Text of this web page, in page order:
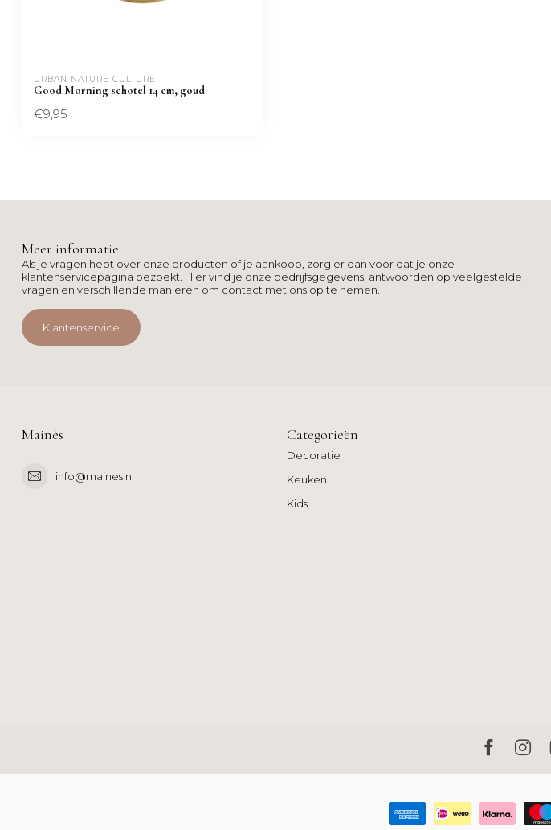
URBAN NATURE CULTURE
Good Morning schotel 14 cm, goud
€9,95
Meer informatie
Als je vragen hebt over onze producten of je aankoop, zorg er dan voor dat je onze
klantenservicepagina bezoekt. Hier vind je onze bedrijfsgegevens, antwoorden op veelgestelde
vragen en verschillende manieren om contact met ons op te nemen.
Klantenservice
Mainès
info@maines.nl
Categorieën
Decoratie
Keuken
Kids